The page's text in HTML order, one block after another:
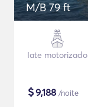
M/B 79 ft
Iate motorizado
$9,188 /noite